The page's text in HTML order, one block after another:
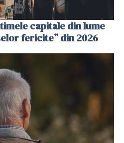
capitale din lume
fericite” din 2026